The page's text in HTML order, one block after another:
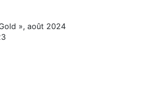
», août 2024